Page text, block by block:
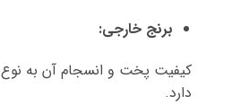
برنج خارجی:
کیفیت پخت و انسجام آن به نوع
دارد.